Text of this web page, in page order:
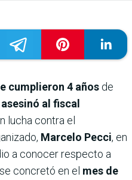
cumplieron 4 años de
asesinó al fiscal
lucha contra el
Marcelo Pecci, en
a conocer respecto a
concretó en el mes de